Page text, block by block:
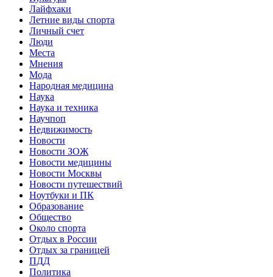
Лайфхаки
Летние виды спорта
Личный счет
Люди
Места
Мнения
Мода
Народная медицина
Наука
Наука и техника
Научпоп
Недвижимость
Новости
Новости ЗОЖ
Новости медицины
Новости Москвы
Новости путешествий
Ноутбуки и ПК
Образование
Общество
Около спорта
Отдых в России
Отдых за границей
ПДД
Политика